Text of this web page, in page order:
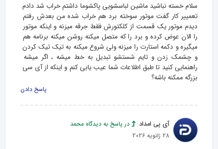
سلام خسته نباشید ماشین لباسشویی پاکشوما داشتم خراب شد دادم
تعمییر کار گفت موتور سوخته برد هم خراب شده من بعدش رفتم
دیدم موتور یک قسمت از کلکتورش فقط جرقه میزنه و اینکه موتور
را الان عوض کرده و برد را که متصل میکنه روشن میکنه برنامه هم
میگیره و دکمه استارت را میزنه ولی شروع میکنه به تیک تیک کردن
و چشمک زدن و تایم شستشو تبدیل به خط میشه ، اگر میشه
راهنمایی کنید تا طبق اطلاعات شما عیب یابی کنم و اینکه از آی سی
بزرگه ممکنه باشه؟
پاسخ دادن
آی پی امداد
در پاسخ به دیدگاه محمد
28 ژانویه 2026